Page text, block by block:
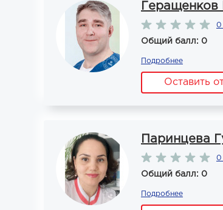
Геращенков
0
Общий балл: 0
Подробнее
Оставить
Паринцева
0
Общий балл: 0
Подробнее